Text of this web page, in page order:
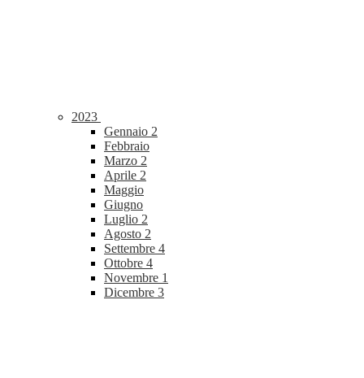
2023
Gennaio 2
Febbraio
Marzo 2
Aprile 2
Maggio
Giugno
Luglio 2
Agosto 2
Settembre 4
Ottobre 4
Novembre 1
Dicembre 3